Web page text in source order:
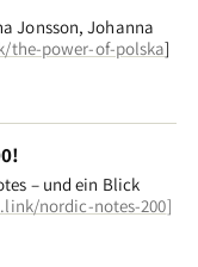
Jonsson, Johanna
the-power-of-polska]
– und ein Blick
nordic-notes-200]